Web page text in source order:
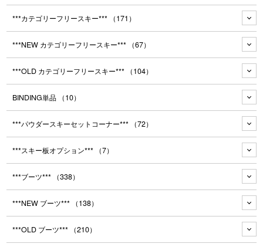
***カテゴリーフリースキー*** （171）
***NEW カテゴリーフリースキー*** （67）
***OLD カテゴリーフリースキー*** （104）
BINDING単品 （10）
***パウダースキーセットコーナー*** （72）
***スキー板オプション*** （7）
***ブーツ*** （338）
***NEW ブーツ*** （138）
***OLD ブーツ*** （210）